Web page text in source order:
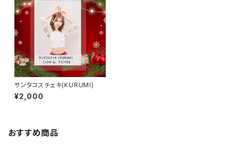
サンタコスチェキ(KURUMI)
¥2,000
おすすめ商品